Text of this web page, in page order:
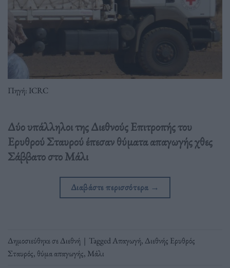
Πηγή: ICRC
Δύο υπάλληλοι της Διεθνούς Επιτροπής του
Ερυθρού Σταυρού έπεσαν θύματα απαγωγής χθες
Σάββατο στο Μάλι
Διαβάστε περισσότερα →
Δημοσιεύθηκε σεΔιεθνή | TaggedΑπαγωγή, Διεθνής Ερυθρός
Σταυρός, θύμα απαγωγής, Μάλι